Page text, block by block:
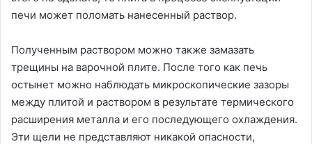
печи может поломать нанесенный раствор.
Полученным раствором можно также замазать
трещины на варочной плите. После того как печь
остынет можно наблюдать микроскопические зазоры
между плитой и раствором в результате термического
расширения металла и его последующего охлаждения.
Эти щели не представляют никакой опасности,